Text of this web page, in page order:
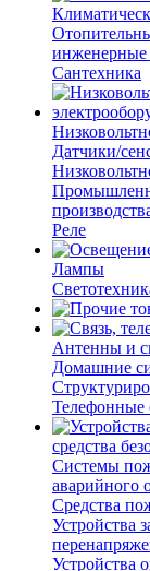
инженерные
Сантехника
Датчики/
Реле
Лампы
Антенны и
Домашние
Телефонные
средства
Системы
аварийного
Средства
Устройства
Устройства